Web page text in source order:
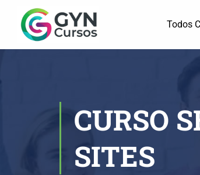
Todos
CURSO
SITES